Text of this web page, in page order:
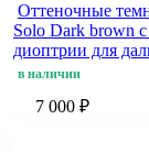
Оттеночные
Solo Dark brown
диоптрии для
в наличии
7 000 ₽